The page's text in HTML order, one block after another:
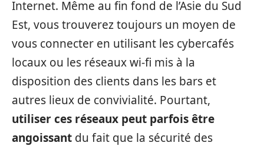
Internet. Même au fin fond de l’Asie du Sud
Est, vous trouverez toujours un moyen de
vous connecter en utilisant les cybercafés
locaux ou les réseaux wi-fi mis à la
disposition des clients dans les bars et
autres lieux de convivialité. Pourtant,
utiliser ces réseaux peut parfois être
angoissant du fait que la sécurité des